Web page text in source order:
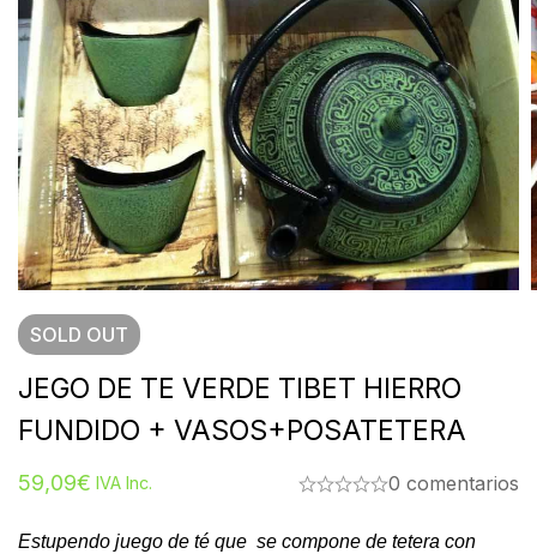
SOLD OUT
JEGO DE TE VERDE TIBET HIERRO
FUNDIDO + VASOS+POSATETERA
59,09€ IVA Inc. 0 comentarios
Estupendo juego de té que se compone de tetera con